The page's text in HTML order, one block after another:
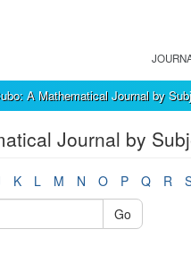
A Mathematical Journal by
Journal by
K L M N O P Q R
Go